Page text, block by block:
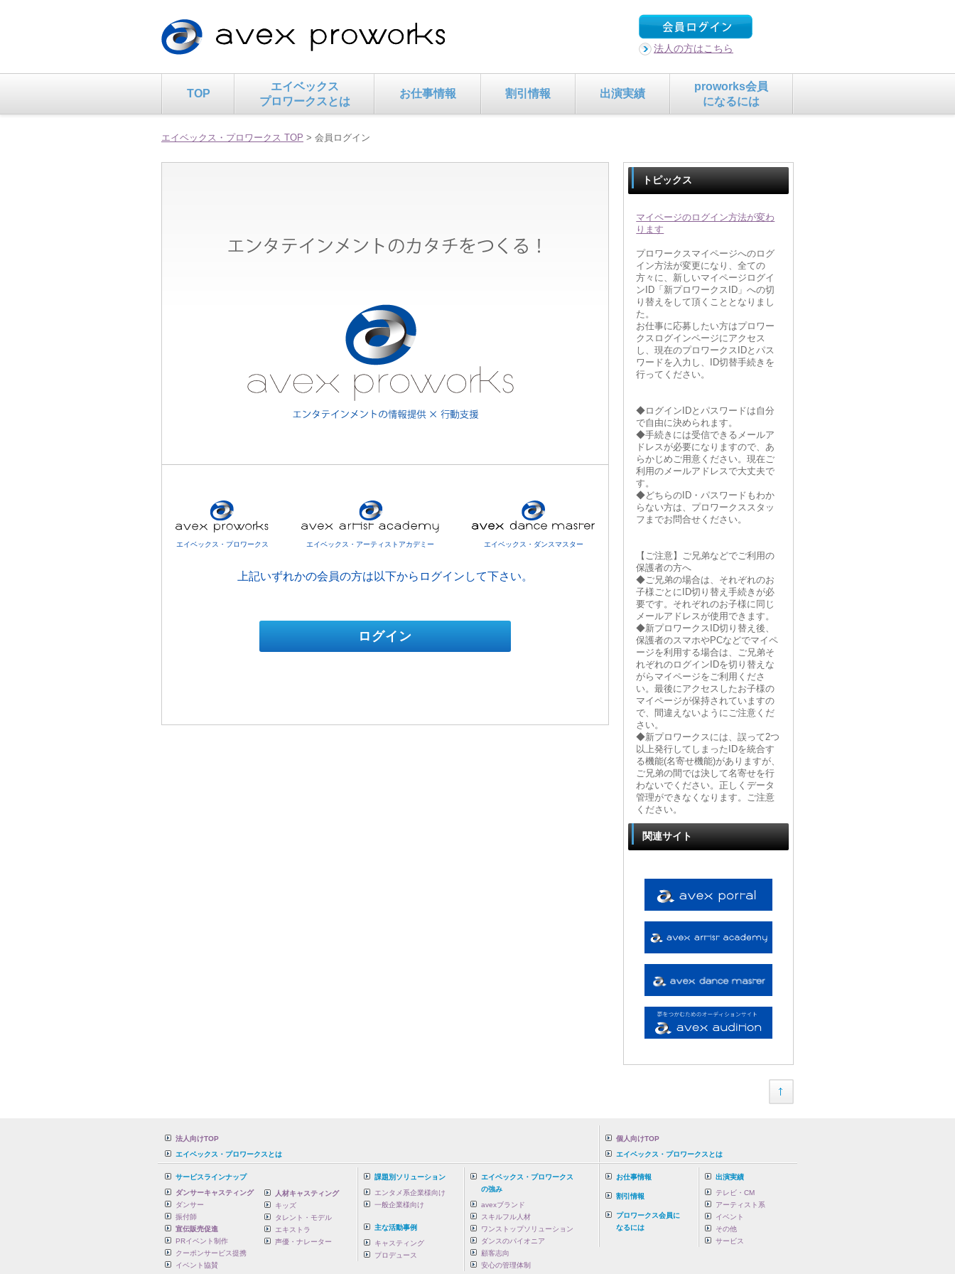
法人の方はこちら
TOP
エイベックス
プロワークスとは
お仕事情報 割引情報 出演実績
proworks会員
になるには
エイベックス・プロワークス TOP > 会員ログイン
エイベックス・プロワークス エイベックス・アーティストアカデミー エイベックス・ダンスマスター
上記いずれかの会員の方は以下からログインして下さい。
ログイン
トピックス
マイページのログイン方法が変わ
ります
プロワークスマイページへのログ
イン方法が変更になり、全ての
方々に、新しいマイページログイ
ンID「新プロワークスID」への切
り替えをして頂くこととなりまし
た。
お仕事に応募したい方はプロワー
クスログインページにアクセス
し、現在のプロワークスIDとパス
ワードを入力し、ID切替手続きを
行ってください。
◆ログインIDとパスワードは自分
で自由に決められます。
◆手続きには受信できるメールア
ドレスが必要になりますので、あ
らかじめご用意ください。現在ご
利用のメールアドレスで大丈夫で
す。
◆どちらのID・パスワードもわか
らない方は、プロワークススタッ
フまでお問合せください。
【ご注意】ご兄弟などでご利用の
保護者の方へ
◆ご兄弟の場合は、それぞれのお
子様ごとにID切り替え手続きが必
要です。それぞれのお子様に同じ
メールアドレスが使用できます。
◆新プロワークスID切り替え後、
保護者のスマホやPCなどでマイペ
ージを利用する場合は、ご兄弟そ
れぞれのログインIDを切り替えな
がらマイページをご利用くださ
い。最後にアクセスしたお子様の
マイページが保持されていますの
で、間違えないようにご注意くだ
さい。
◆新プロワークスには、誤って2つ
以上発行してしまったIDを統合す
る機能(名寄せ機能)がありますが、
ご兄弟の間では決して名寄せを行
わないでください。正しくデータ
管理ができなくなります。ご注意
ください。
関連サイト
法人向けTOP
エイベックス・プロワークスとは
サービスラインナップ
ダンサーキャスティング
ダンサー
振付師
宣伝販売促進
PRイベント制作
クーポンサービス提携
イベント協賛
人材キャスティング
キッズ
タレント・モデル
エキストラ
声優・ナレーター
課題別ソリューション
エンタメ系企業様向け
一般企業様向け
主な活動事例
キャスティング
プロデュース
エイベックス・プロワークス
の強み
avexブランド
スキルフル人材
ワンストップソリューション
ダンスのパイオニア
顧客志向
安心の管理体制
個人向けTOP
エイベックス・プロワークスとは
お仕事情報
割引情報
プロワークス会員に
なるには
出演実績
テレビ・CM
アーティスト系
イベント
その他
サービス